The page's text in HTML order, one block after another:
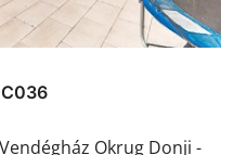
Okrug Donji -